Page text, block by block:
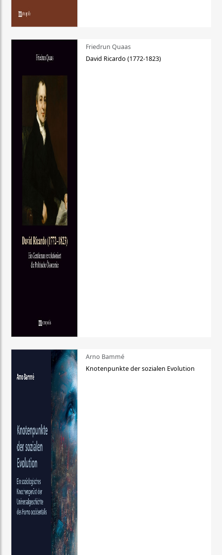
Friedrun Quaas
David Ricardo (1772-1823)
Arno Bammé
Knotenpunkte der sozialen Evolution